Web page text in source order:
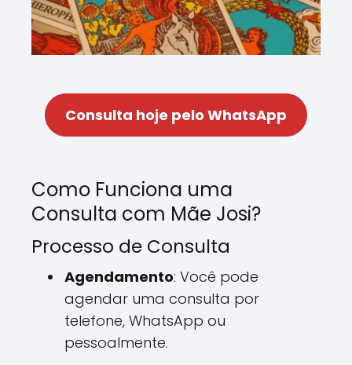
Consulta hoje pelo WhatsApp
Como Funciona uma
Consulta com Mãe Josi?
Processo de Consulta
Agendamento: Você pode
agendar uma consulta por
telefone, WhatsApp ou
pessoalmente.